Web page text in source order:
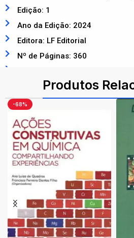
Edição: 1
Ano da Edição: 2024
Editora: LF Editorial
Nº de Páginas: 360
Produtos
-68%